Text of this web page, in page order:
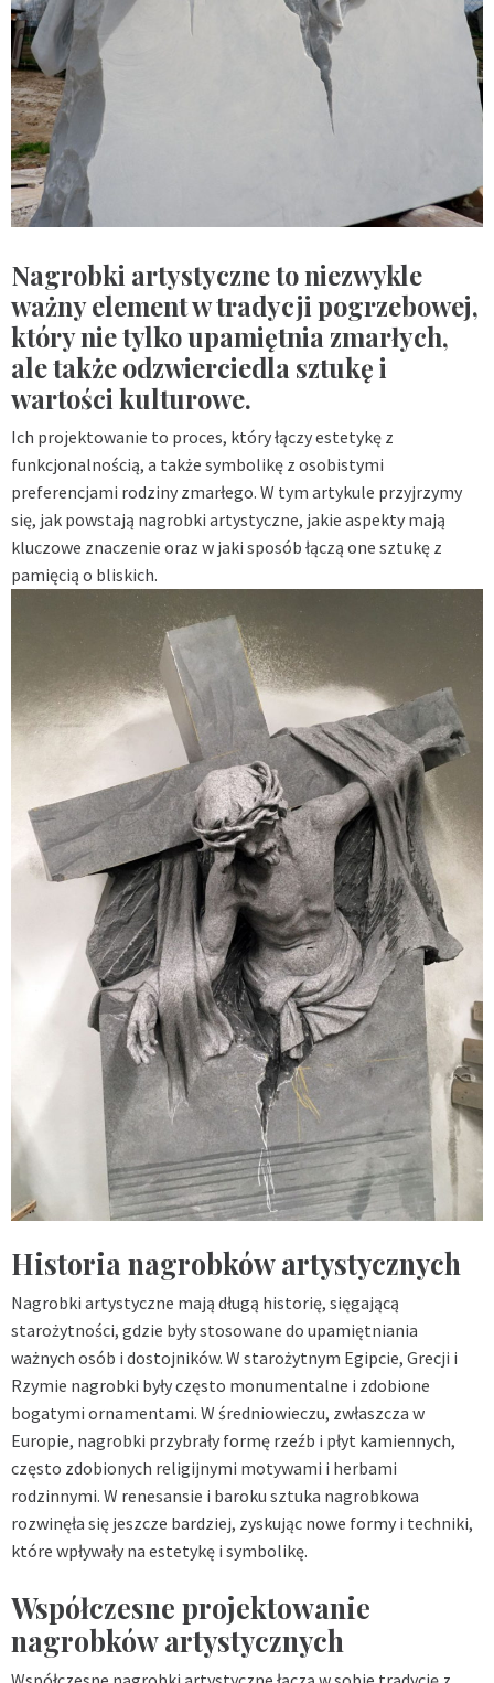
Nagrobki artystyczne to niezwykle
ważny element w tradycji pogrzebowej,
który nie tylko upamiętnia zmarłych,
ale także odzwierciedla sztukę i
wartości kulturowe.
Ich projektowanie to proces, który łączy estetykę z
funkcjonalnością, a także symbolikę z osobistymi
preferencjami rodziny zmarłego. W tym artykule przyjrzymy
się, jak powstają nagrobki artystyczne, jakie aspekty mają
kluczowe znaczenie oraz w jaki sposób łączą one sztukę z
pamięcią o bliskich.
Historia nagrobków artystycznych
Nagrobki artystyczne mają długą historię, sięgającą
starożytności, gdzie były stosowane do upamiętniania
ważnych osób i dostojników. W starożytnym Egipcie, Grecji i
Rzymie nagrobki były często monumentalne i zdobione
bogatymi ornamentami. W średniowieczu, zwłaszcza w
Europie, nagrobki przybrały formę rzeźb i płyt kamiennych,
często zdobionych religijnymi motywami i herbami
rodzinnymi. W renesansie i baroku sztuka nagrobkowa
rozwinęła się jeszcze bardziej, zyskując nowe formy i techniki,
które wpływały na estetykę i symbolikę.
Współczesne projektowanie
nagrobków artystycznych